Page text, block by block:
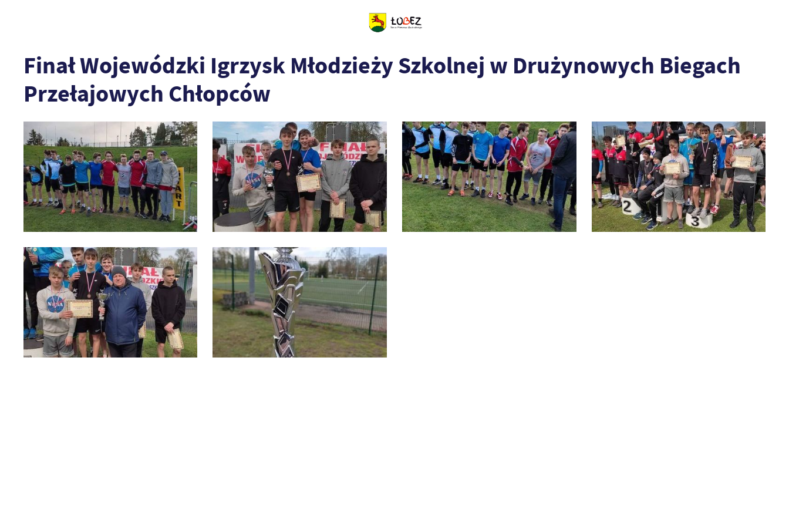
Finał Wojewódzki Igrzysk Młodzieży Szkolnej w Drużynowych Biegach
Przełajowych Chłopców